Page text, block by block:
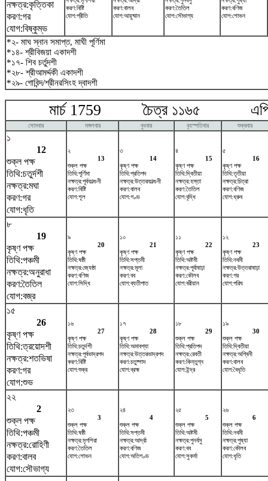
নক্ষত্র:কৃত্তিকা
করণ:গর
যোগ:বিষ্কুম্ভ
করণ:বিষ্টি
যোগ:প্রীতি
করণ:বালব
যোগ:আয়ুষ্মান
করণ:তৈতিল
যোগ:সৌভাগ্য
করণ:বণিজ
যোগ:শোভন
*২- মাঘ স্নান সমাপ্ত, মাঘী পূর্ণিমা
*১৪- শ্রীবিজয়া একাদশী
*১৭- শিব চর্তুদশী
*২৮- শ্রীআমর্দ্দকী একাদশী
*২৯- গোবিন্দ/শ্রীনরসিংহ দ্বাদশী
মার্চ 1759 চৈত্র ১১৬৫
সোমবার মঙ্গলবার বুধবার বৃহস্পতিবার শুক্রবার
১
12
শুক্ল পক্ষ
তিথি:চতুর্দশী
নক্ষত্র:মঘা
করণ:গর
যোগ:ধৃতি
২
13
শুক্ল পক্ষ
তিথি:পূর্ণিমা
নক্ষত্র:পূর্বফাল্গুনী
করণ:বিষ্টি
যোগ:শূল
৩
14
কৃষ্ণ পক্ষ
তিথি:প্রতিপদ
নক্ষত্র:উত্তরফাল্গুনী
করণ:বালব
যোগ:গণ্ড
৪
15
কৃষ্ণ পক্ষ
তিথি:দ্বিতীয়া
নক্ষত্র:হস্তা
করণ:তৈতিল
যোগ:বৃদ্ধি
৫
16
কৃষ্ণ পক্ষ
তিথি:তৃতীয়া
নক্ষত্র:চিত্রা
করণ:বণিজ
যোগ:ধ্রুব
৮
19
কৃষ্ণ পক্ষ
তিথি:পঞ্চমী
নক্ষত্র:অনুরাধা
করণ:তৈতিল
যোগ:বজ্র
৯
20
কৃষ্ণ পক্ষ
তিথি:ষষ্ঠী
নক্ষত্র:জ্যেষ্ঠা
করণ:বণিজ
যোগ:সিদ্ধি
১০
21
কৃষ্ণ পক্ষ
তিথি:সপ্তমী
নক্ষত্র:মূলা
করণ:বব
যোগ:ব্যতীপাত
১১
22
কৃষ্ণ পক্ষ
তিথি:অষ্টমী
নক্ষত্র:পূর্বাষাঢ়া
করণ:কৌলব
যোগ:বরীয়ান
১২
23
কৃষ্ণ পক্ষ
তিথি:নবমী
নক্ষত্র:উত্তরাষাঢ়া
করণ:গর
যোগ:পরিঘ
১৫
26
কৃষ্ণ পক্ষ
তিথি:ত্রয়োদশী
নক্ষত্র:শতভিষ‌া
করণ:গর
যোগ:শুভ
১৬
27
কৃষ্ণ পক্ষ
তিথি:চতুর্দশী
নক্ষত্র:পূর্বভাদ্রপদ
করণ:বিষ্টি
যোগ:শুক্র
১৭
28
কৃষ্ণ পক্ষ
তিথি:অমাবশ্যা
নক্ষত্র:উত্তরভাদ্রপদ
করণ:চতুষ্পাদ
যোগ:ব্রহ্ম
১৮
29
শুক্ল পক্ষ
তিথি:প্রতিপদ
নক্ষত্র:রেবতী
করণ:কিন্তুগ্ন
যোগ:ইন্দ্র
১৯
30
শুক্ল পক্ষ
তিথি:দ্বিতীয়া
নক্ষত্র:অশ্বিনী
করণ:বালব
যোগ:বৈধৃতি
২২
2
শুক্ল পক্ষ
তিথি:পঞ্চমী
নক্ষত্র:রোহিণী
করণ:বালব
যোগ:সৌভাগ্য
২৩
3
শুক্ল পক্ষ
তিথি:ষষ্ঠী
নক্ষত্র:মৃগশিরা
করণ:তৈতিল
যোগ:শোভন
২৪
4
শুক্ল পক্ষ
তিথি:সপ্তমী
নক্ষত্র:আর্দ্রা
করণ:বণিজ
যোগ:অতিগণ্ড
২৫
5
শুক্ল পক্ষ
তিথি:অষ্টমী
নক্ষত্র:পুনর্বসু
করণ:বব
যোগ:সুকর্মা
২৬
6
শুক্ল পক্ষ
তিথি:নবমী
নক্ষত্র:পুষ্যা
করণ:কৌলব
যোগ:ধৃতি